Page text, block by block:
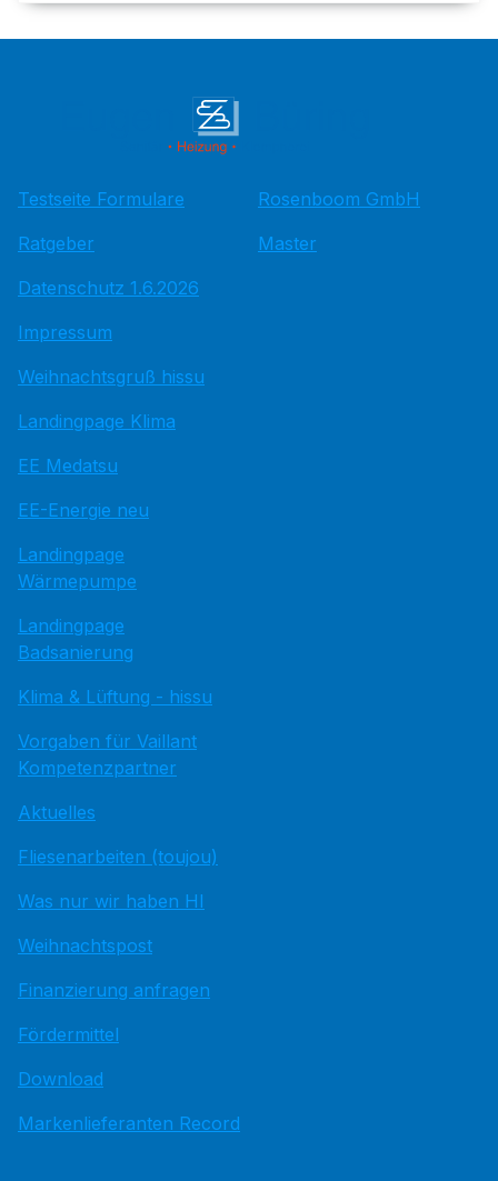
Testseite Formulare
Ratgeber
Datenschutz 1.6.2026
Impressum
Weihnachtsgruß hissu
Landingpage Klima
EE Medatsu
EE-Energie neu
Landingpage
Wärmepumpe
Landingpage
Badsanierung
Klima & Lüftung - hissu
Vorgaben für Vaillant
Kompetenzpartner
Aktuelles
Fliesenarbeiten (toujou)
Was nur wir haben HI
Weihnachtspost
Finanzierung anfragen
Fördermittel
Download
Markenlieferanten Record
Rosenboom GmbH
Master